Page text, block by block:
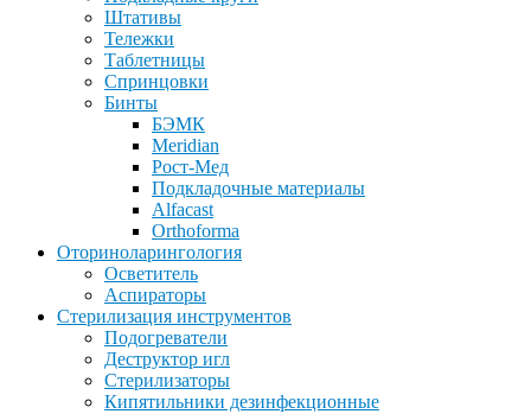
Штативы
Тележки
Таблетницы
Спринцовки
Бинты
БЭМК
Meridian
Рост-Мед
Подкладочные материалы
Alfacast
Orthoforma
Оториноларингология
Осветитель
Аспираторы
Стерилизация инструментов
Подогреватели
Деструктор игл
Стерилизаторы
Кипятильники дезинфекционные